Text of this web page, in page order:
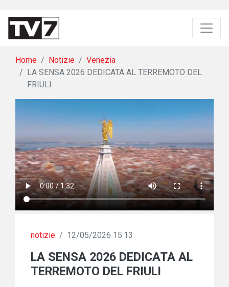
Home Notizie
Venezia
LA SENSA 2026 DEDICATA AL TERREMOTO DEL
FRIULI
notizie / 12/05/2026 15:13
LA SENSA 2026 DEDICATA AL
TERREMOTO DEL FRIULI